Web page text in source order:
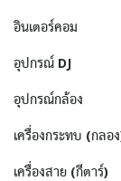
อินเตอร์คอม
อุปกรณ์ DJ
อุปกรณ์กล้อง
เครื่องกระทบ (กลอ
เครื่องสาย (กีตาร์)